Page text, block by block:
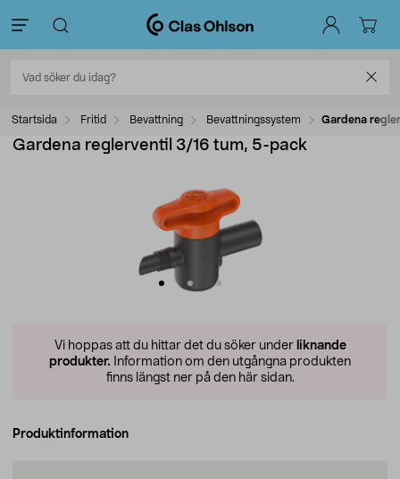
Startsida Fritid Bevattning Bevattningssystem Gardena
Gardena reglerventil 3/16 tum, 5-pack
Vi hoppas att du hittar det du söker under liknande
produkter. Information om den utgångna produkten
finns längst ner på den här sidan.
Produktinformation